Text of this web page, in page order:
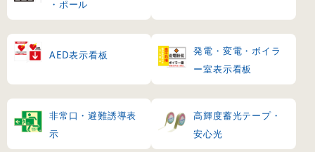
・ポール
AED表示看板
発電・変電・ボイラ
ー室表示看板
非常口・避難誘導表
示
高輝度蓄光テープ・
安心光